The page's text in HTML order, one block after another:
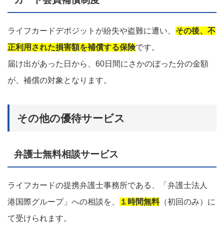
ライフカードデポジットが紛失や盗難に遭い、 その後、不
正利用された損害額を補償する保険です。
届け出があった日から、60日間にさかのぼった分の金額
が、補償の対象となります。
その他の優待サービス
弁護士無料相談サービス
ライフカードの提携弁護士事務所である、「弁護士法人
港国際グループ」への相談を、
１時間無料（初回のみ）に
て受けられます。